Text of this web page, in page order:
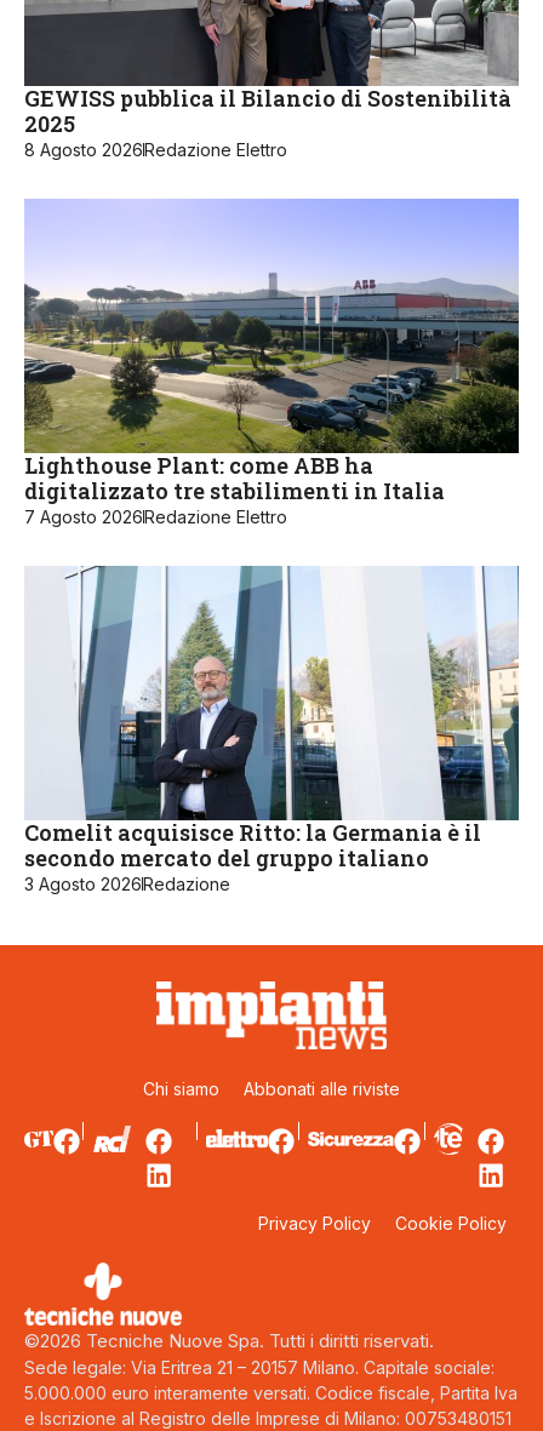
GEWISS pubblica il Bilancio di Sostenibilità
2025
8 Agosto 2026Redazione Elettro
Lighthouse Plant: come ABB ha
digitalizzato tre stabilimenti in Italia
7 Agosto 2026Redazione Elettro
Comelit acquisisce Ritto: la Germania è il
secondo mercato del gruppo italiano
3 Agosto 2026Redazione
Chi siamo Abbonati alle riviste
Privacy Policy Cookie Policy
©2026 Tecniche Nuove Spa. Tutti i diritti riservati.
Sede legale: Via Eritrea 21 – 20157 Milano. Capitale sociale:
5.000.000 euro interamente versati. Codice fiscale, Partita Iva
e Iscrizione al Registro delle Imprese di Milano: 00753480151